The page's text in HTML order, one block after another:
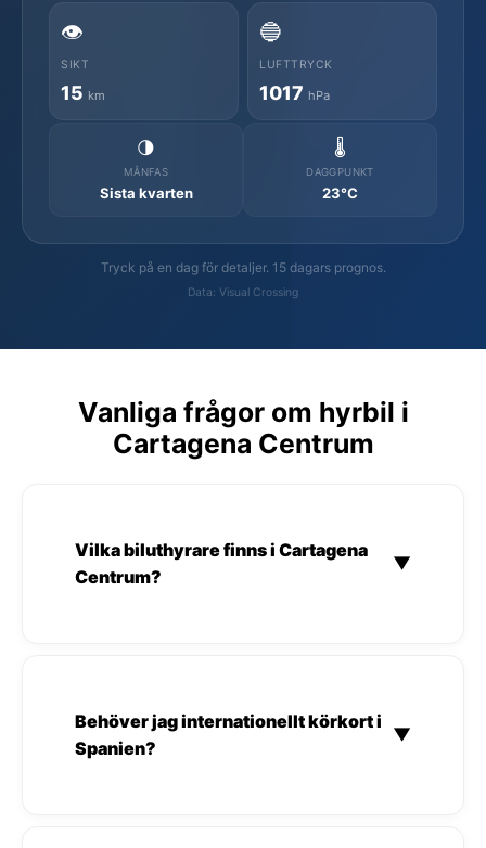
👁️
SIKT
15 km
🔵
LUFTTRYCK
1017 hPa
🌗
MÅNFAS
Sista kvarten
🌡️
DAGGPUNKT
23°C
Tryck på en dag för detaljer. 15 dagars prognos.
Data: Visual Crossing
Vanliga frågor om hyrbil i
Cartagena Centrum
Vilka biluthyrare finns i Cartagena
Centrum?
▼
Behöver jag internationellt körkort i
Spanien?
▼